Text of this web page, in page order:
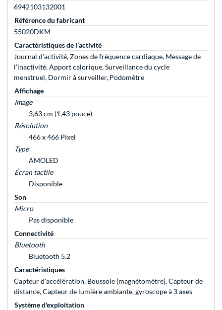
6942103132001
Référence du fabricant
55020DKM
Caractéristiques de l’activité
Journal d’activité, Zones de fréquence cardiaque, Message de
l’inactivité, Apport calorique, Surveillance du cycle
menstruel, Dormir à surveiller, Podomètre
Affichage
Image
3,63 cm (1,43 pouce)
Résolution
466 x 466 Pixel
Type
AMOLED
Écran tactile
Disponible
Son
Micro
Pas disponible
Connectivité
Bluetooth
Bluetooth 5.2
Caractéristiques
Capteur d'accélération, Boussole (magnétomètre), Capteur de
distance, Capteur de lumière ambiante, gyroscope à 3 axes
Système d'exploitation